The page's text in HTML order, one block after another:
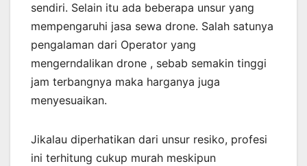
sendiri. Selain itu ada beberapa unsur yang
mempengaruhi jasa sewa drone. Salah satunya
pengalaman dari Operator yang
mengerndalikan drone , sebab semakin tinggi
jam terbangnya maka harganya juga
menyesuaikan.
Jikalau diperhatikan dari unsur resiko, profesi
ini terhitung cukup murah meskipun